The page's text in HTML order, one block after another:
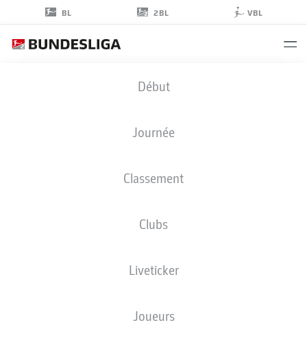
BL 2BL VBL
Début
Journée
Classement
Clubs
Liveticker
Joueurs